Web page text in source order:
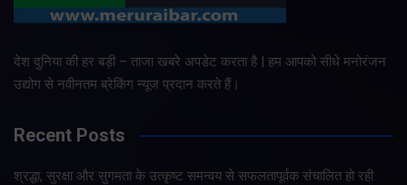
देश दुनिया की हर बड़ी – ताजा खबरे अपडेट करता है | हम आपको सीधे मनोरंजन
उद्योग से नवीनतम ब्रेकिंग न्यूज प्रदान करते हैं।
Recent Posts
श्रद्धा, सुरक्षा और सुगमता के उत्कृष्ट समन्वय से सफलतापूर्वक संचालित हो रही